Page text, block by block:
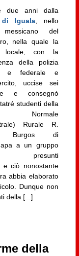
due anni dalla
Iguala, nello
del
nella quale la
locale, con la
della polizia
e federale e
uccise sei
e consegnò
studenti della
Normale
Rurale R.
Burgos di
a un gruppo
e ciò nonostante
abbia elaborato
Dunque non
della [...]
della